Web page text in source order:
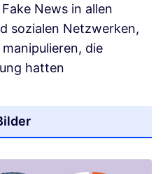
News in allen
sozialen Netzwerken,
die
hatten